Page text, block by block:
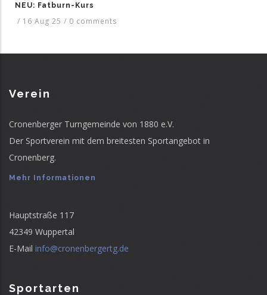
NEU: Fatburn-Kurs
/ 16 Aug 25 / 0 comments
Verein
Cronenberger Turngemeinde von 1880 e.V.
Der Sportverein mit dem breitesten Sportangebot in
Cronenberg.
Mehr Informationen
Hauptstraße 117
42349 Wuppertal
E-Mail info@cronenbergertg.de
Sportarten